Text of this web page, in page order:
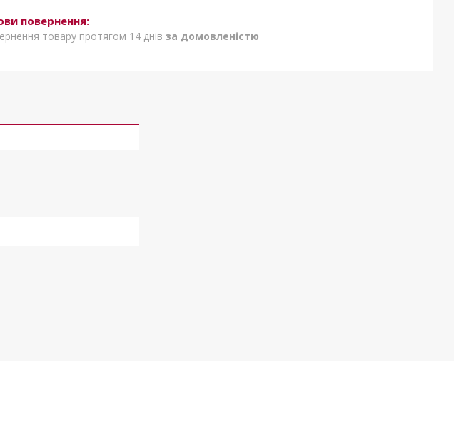
товару протягом 14 днів за домовленістю